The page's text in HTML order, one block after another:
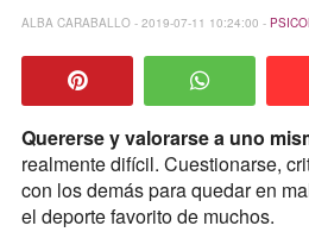
ALBA CARABALLO - 2019-07-11 10:24:00 -
Quererse y valorarse a uno
realmente difícil. Cuestionarse,
con los demás para quedar en
el deporte favorito de muchos.